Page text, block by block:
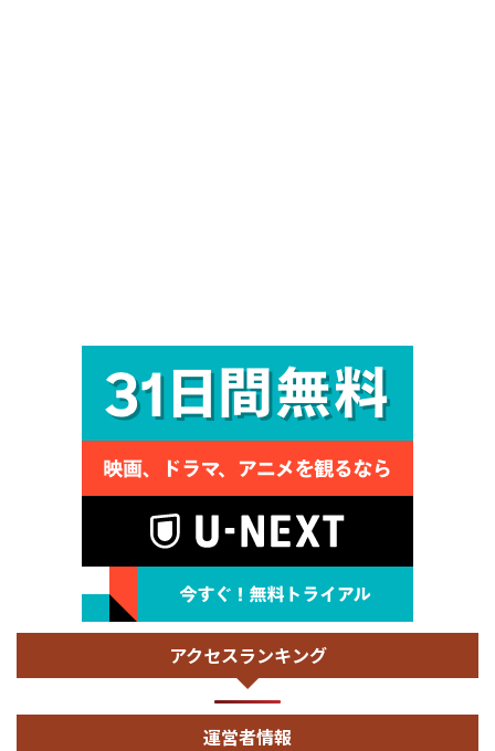
アクセスランキング
運営者情報